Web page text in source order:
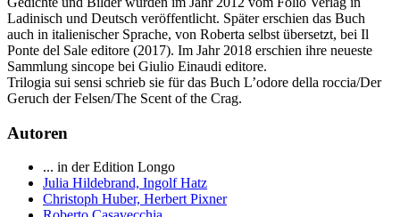
Ladinisch und Deutsch veröffentlicht. Später erschien das Buch
auch in italienischer Sprache, von Roberta selbst übersetzt, bei Il
Ponte del Sale editore (2017). Im Jahr 2018 erschien ihre neueste
Sammlung sincope bei Giulio Einaudi editore.
Trilogia sui sensi schrieb sie für das Buch L’odore della roccia/Der
Geruch der Felsen/The Scent of the Crag.
Autoren
... in der Edition Longo
Julia Hildebrand, Ingolf Hatz
Christoph Huber, Herbert Pixner